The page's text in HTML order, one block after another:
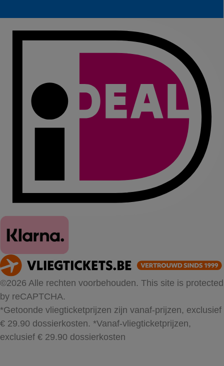
©2026 Alle rechten voorbehouden. This site is protected
by reCAPTCHA.
*Getoonde vliegticketprijzen zijn vanaf-prijzen, exclusief
€ 29.90 dossierkosten. *Vanaf-vliegticketprijzen,
exclusief € 29.90 dossierkosten